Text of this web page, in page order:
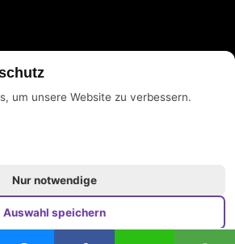
um unsere Website zu verbessern.
Nur notwendige
Auswahl speichern